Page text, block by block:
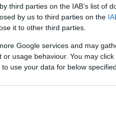
third parties on the IAB’s list of
by us to third parties on the
it to other third parties.
Google services and may
usage behaviour. You may
use your data for below
popolazione di
hanno
una riduzione
uno